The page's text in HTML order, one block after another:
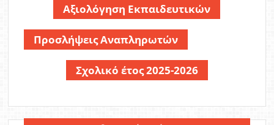
των
σήμερα
Αξιολόγηση Εκπαιδευτικών
Προσλήψεις Αναπληρωτών
Σχολικό έτος 2025-2026